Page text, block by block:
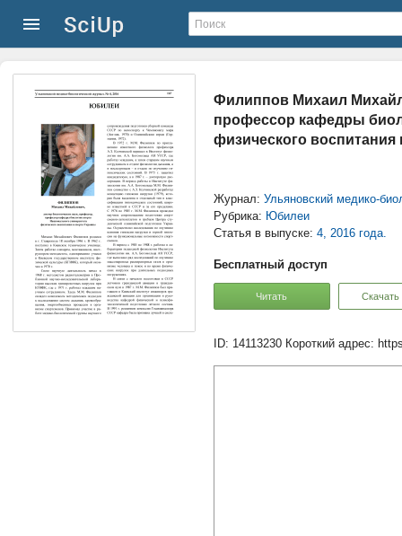
Филиппов Михаил
профессор кафедры
физического
Журнал: Ульяновский медико-
Рубрика: Юбилеи
Статья в выпуске: 4, 2016 года.
Бесплатный доступ
Читать Скачать
ID: 14113230 Короткий адрес: